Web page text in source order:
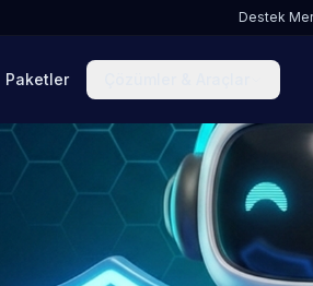
Destek
Paketler